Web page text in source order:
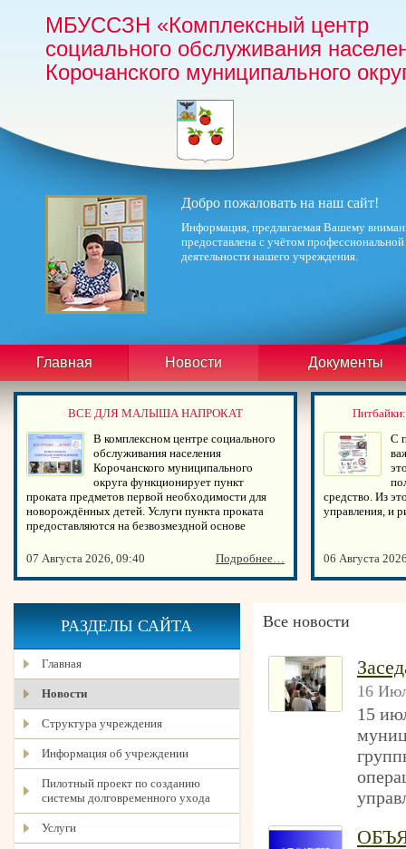
МБУССЗН «Комплексный центр
социального обслуживания
Корочанского муниципального
Добро пожаловать на наш сайт!
Информация, предлагаемая Вашему
предоставлена с учётом
деятельности нашего учреждения.
Главная Новости Документы
ВСЕ ДЛЯ МАЛЫША НАПРОКАТ
В комплексном центре социального
обслуживания населения
Корочанского муниципального
округа функционирует пункт
проката предметов первой необходимости для
новорождённых детей. Услуги пункта проката
предоставляются на безвозмездной основе
07 Августа 2026, 09:40 Подробнее…
С
средство. Из
управления, и
06 Августа
РАЗДЕЛЫ САЙТА
Главная
Новости
Структура учреждения
Информация об учреждении
Пилотный проект по созданию
системы долговременного ухода
Услуги
Все новости
16
15